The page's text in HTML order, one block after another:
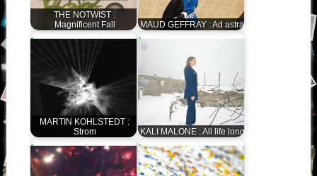
THE NOTWIST :
Magnificent Fall
MAUD GEFFRAY : Ad astra
MARTIN KOHLSTEDT :
Strom
KALI MALONE : All life long